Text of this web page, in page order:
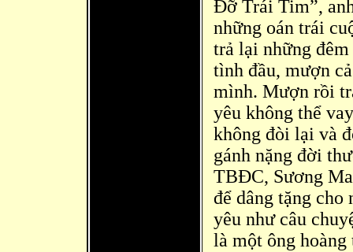
Đỡ Trái Tim”,
những oán trái
trả lại những đêm
tình đầu, mượn
mình. Mượn rồi
yêu không thể
không đòi lại và
gánh nặng đời
TBĐC, Sương
để dâng tặng
yêu như câu
là một ông